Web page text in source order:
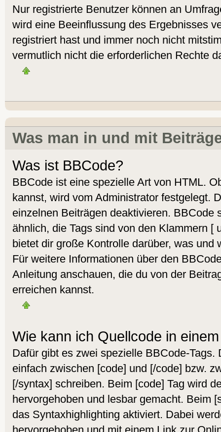
Nur registrierte Benutzer können an
wird eine Beeinflussung des Ergebnisses
registriert hast und immer noch nicht
vermutlich nicht die erforderlichen Rechte
Was man in und mit
Was ist BBCode?
BBCode ist eine spezielle Art von HTML.
kannst, wird vom Administrator festgelegt.
einzelnen Beiträgen deaktivieren. BBCode
ähnlich, die Tags sind von den Klammern [
bietet dir große Kontrolle darüber, was und
Für weitere Informationen über den
Anleitung anschauen, die du von der
erreichen kannst.
Wie kann ich Quellcode in
Dafür gibt es zwei spezielle BBCode-Tags.
einfach zwischen [code] und [/code] bzw.
[/syntax] schreiben. Beim [code] Tag wird
hervorgehoben und lesbar gemacht. Beim
das Syntaxhighlighting aktiviert. Dabei